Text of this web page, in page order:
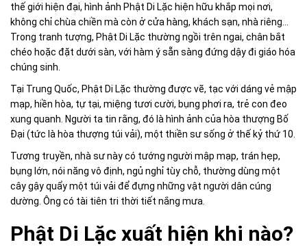
thế giới hiện đại, hình ảnh Phật Di Lặc hiện hữu khắp mọi nơi,
không chỉ chùa chiền mà còn ở cửa hàng, khách sạn, nhà riêng...
Trong tranh tượng, Phật Di Lặc thường ngồi trên ngai, chân bắt
chéo hoặc đặt dưới sàn, với hàm ý sẵn sàng đứng dậy đi giáo hóa
chúng sinh.
Tại Trung Quốc, Phật Di Lặc thường được vẽ, tạc với dáng vẻ mập
mạp, hiền hòa, tự tại, miệng tươi cười, bụng phơi ra, trẻ con đeo
xung quanh. Người ta tin rằng, đó là hình ảnh của hòa thượng Bố
Đại (tức là hòa thượng túi vải), một thiền sư sống ở thế kỷ thứ 10.
Tương truyền, nhà sư này có tướng người mập mạp, trán hẹp,
bụng lớn, nói năng vô định, ngủ nghỉ tùy chỗ, thường dùng một
cây gậy quẩy một túi vải để đựng những vật người dân cúng
dường. Ông có tài tiên tri thời tiết nắng mưa.
Phật Di Lặc xuất hiện khi nào?